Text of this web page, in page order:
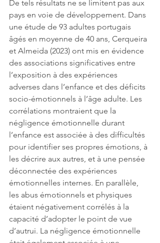
De tels résultats ne se limitent pas aux
pays en voie de développement. Dans
une étude de 93 adultes portugais
âgés en moyenne de 40 ans, Cerqueira
et Almeida (2023) ont mis en évidence
des associations significatives entre
l’exposition à des expériences
adverses dans l’enfance et des déficits
socio-émotionnels à l’âge adulte. Les
corrélations montraient que la
négligence émotionnelle durant
l’enfance est associée à des difficultés
pour identifier ses propres émotions, à
les décrire aux autres, et à une pensée
déconnectée des expériences
émotionnelles internes. En parallèle,
les abus émotionnels et physiques
étaient négativement corrélés à la
capacité d’adopter le point de vue
d’autrui. La négligence émotionnelle